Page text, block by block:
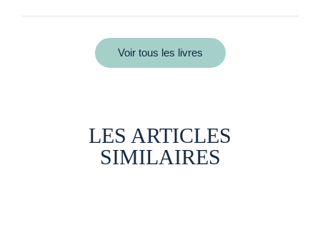
Voir tous les livres
LES ARTICLES
SIMILAIRES